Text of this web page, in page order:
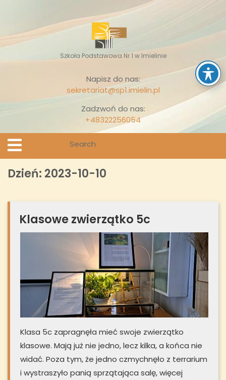
content
Szkoła Podstawowa Nr 1 w Imielinie
Napisz do nas:
sekretariat@sp1.imielin.pl
Zadzwoń do nas:
+48322256054
Open
Menu
Dzień: 2023-10-10
Klasowe zwierzątko 5c
Klasa 5c zapragnęła mieć swoje zwierzątko
klasowe. Mają już nie jedno, lecz kilka, a końca nie
widać. Poza tym, że jedno czmychnęło z terrarium
i wystraszyło panią sprzątająca salę, więcej